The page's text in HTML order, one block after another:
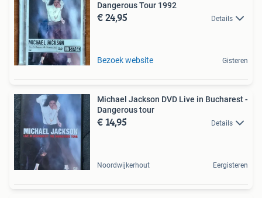
Dangerous Tour 1992
€ 24,95 Details
Bezoek website Gisteren
Michael Jackson DVD Live in Bucharest -
Dangerous tour
€ 14,95 Details
Noordwijkerhout Eergisteren